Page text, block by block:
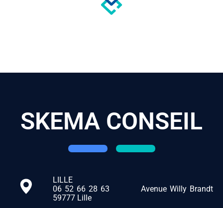
SKEMA CONSEIL
LILLE
06 52 66 28 63 Avenue Willy Brandt
59777 Lille